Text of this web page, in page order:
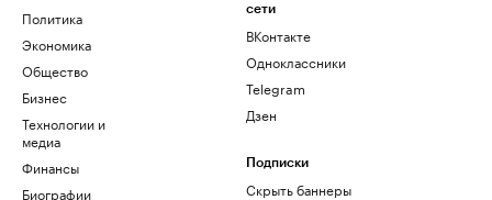
Политика
Экономика
Общество
Бизнес
Технологии и
медиа
Финансы
Биографии
сети
ВКонтакте
Одноклассники
Telegram
Дзен
Подписки
Скрыть баннеры